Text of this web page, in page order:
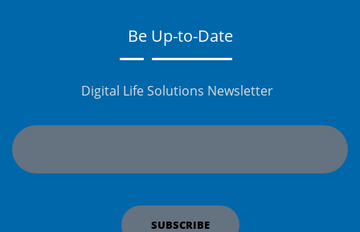
Be Up-to-Date
Digital Life Solutions Newsletter